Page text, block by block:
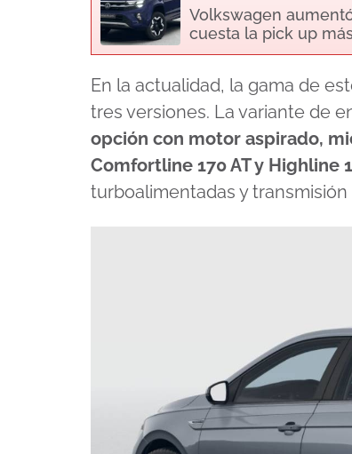
Volkswagen
cuesta la pick up
En la actualidad, la gama de
tres versiones. La variante de
opción con motor aspirado,
Comfortline 170 AT y Highline
turboalimentadas y